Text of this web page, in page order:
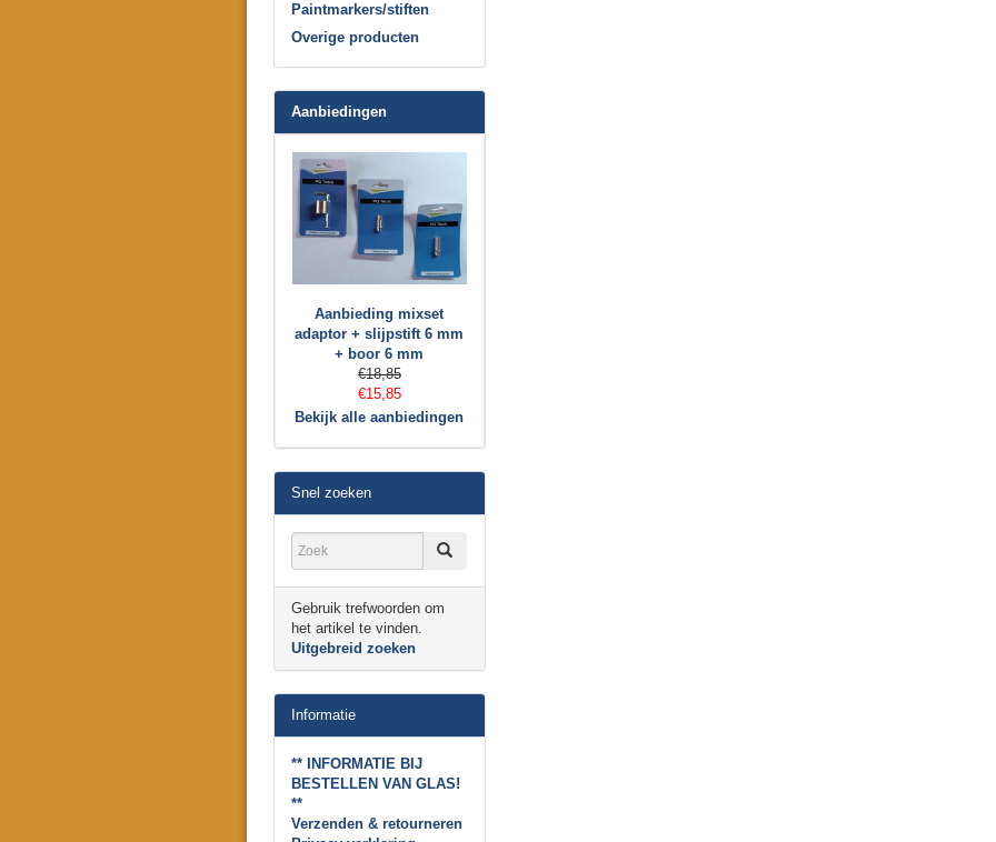
Paintmarkers/stiften
Overige producten
Aanbiedingen
Aanbieding mixset
adaptor + slijpstift 6 mm
+ boor 6 mm
€18,85
€15,85
Bekijk alle aanbiedingen
Snel zoeken
Gebruik trefwoorden om
het artikel te vinden.
Uitgebreid zoeken
Informatie
** INFORMATIE BIJ
BESTELLEN VAN GLAS!
**
Verzenden & retourneren